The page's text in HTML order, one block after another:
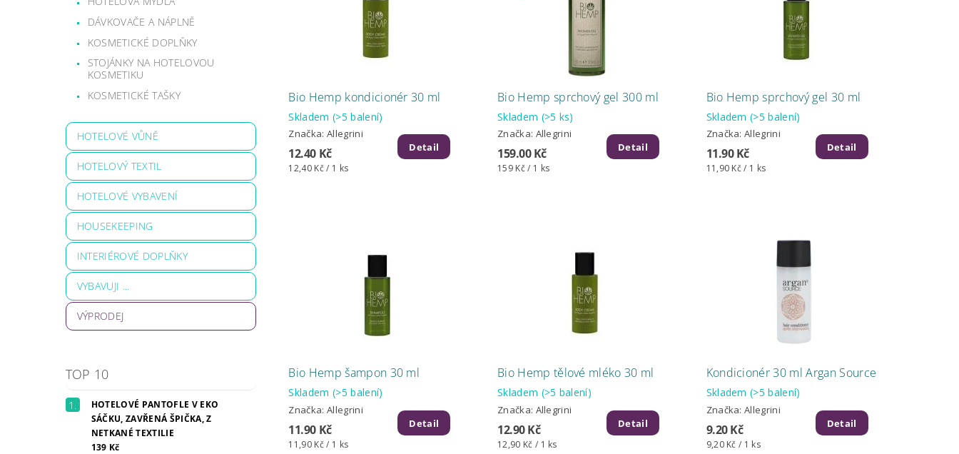
DÁVKOVAČE A NÁPLNĚ
KOSMETICKÉ DOPLŇKY
STOJÁNKY NA HOTELOVOU
KOSMETIKU
KOSMETICKÉ TAŠKY
HOTELOVÉ VŮNĚ
HOTELOVÝ TEXTIL
HOTELOVÉ VYBAVENÍ
HOUSEKEEPING
INTERIÉROVÉ DOPLŇKY
VYBAVUJI ...
VÝPRODEJ
TOP 10
HOTELOVÉ PANTOFLE V EKO
SÁČKU, ZAVŘENÁ ŠPIČKA, Z
NETKANÉ TEXTILIE
139 Kč
Bio Hemp kondicionér 30 ml
Skladem (>5 balení)
Značka: Allegrini
12.40 Kč
12,40 Kč / 1 ks
Detail
Bio Hemp sprchový gel 300 ml
Skladem (>5 ks)
Značka: Allegrini
159.00 Kč
159 Kč / 1 ks
Detail
Bio Hemp sprchový gel 30 ml
Skladem(>5 balení)
Značka:Allegrini
11.90 Kč
11,90 Kč / 1 ks
Detail
Bio Hemp šampon 30 ml
Skladem (>5 balení)
Značka: Allegrini
11.90 Kč
11,90 Kč / 1 ks
Detail
Bio Hemp tělové mléko 30 ml
Skladem (>5 balení)
Značka: Allegrini
12.90 Kč
12,90 Kč / 1 ks
Detail
Kondicionér 30 ml Argan Source
Skladem(>5 balení)
Značka:Allegrini
9.20 Kč
9,20 Kč / 1 ks
Detail